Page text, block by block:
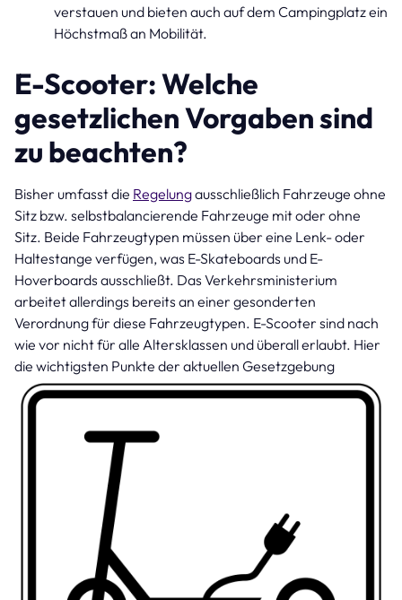
verstauen und bieten auch auf dem Campingplatz ein
Höchstmaß an Mobilität.
E-Scooter: Welche
gesetzlichen Vorgaben sind
zu beachten?
Bisher umfasst die Regelungausschließlich Fahrzeuge ohne
Sitz bzw. selbstbalancierende Fahrzeuge mit oder ohne
Sitz. Beide Fahrzeugtypen müssen über eine Lenk- oder
Haltestange verfügen, was E-Skateboards und E-
Hoverboards ausschließt. Das Verkehrsministerium
arbeitet allerdings bereits an einer gesonderten
Verordnung für diese Fahrzeugtypen. E-Scooter sind nach
wie vor nicht für alle Altersklassen und überall erlaubt. Hier
die wichtigsten Punkte der aktuellen Gesetzgebung